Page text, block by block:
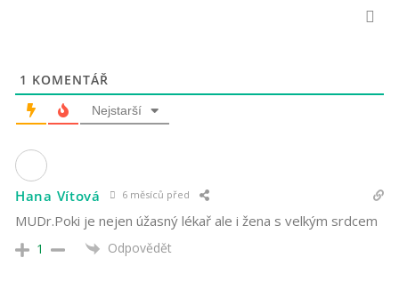
1 KOMENTÁŘ
Nejstarší
Hana Vítová 6 měsíců před
MUDr.Poki je nejen úžasný lékař ale i žena s velkým srdcem
1 Odpovědět